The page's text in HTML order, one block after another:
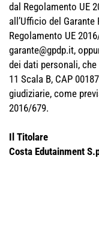
dal Regolamento UE
all’Ufficio del
Regolamento UE
garante@gpdp.it,
dei dati personali,
11 Scala B, CAP
giudiziarie, come
2016/679.
Il Titolare
Costa Edutainment